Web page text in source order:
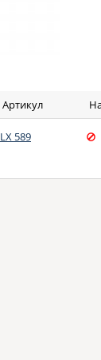
Артикул
LX 589